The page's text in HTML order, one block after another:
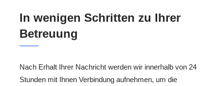
In wenigen Schritten zu Ihrer
Betreuung
Nach Erhalt Ihrer Nachricht werden wir innerhalb von 24
Stunden mit Ihnen Verbindung aufnehmen, um die